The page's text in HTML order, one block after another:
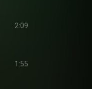
2:09
1:55